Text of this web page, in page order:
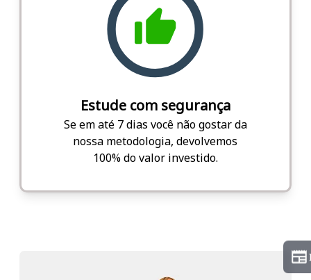
Estude com segurança
Se em até 7 dias você não gostar da
nossa metodologia, devolvemos
100% do valor investido.